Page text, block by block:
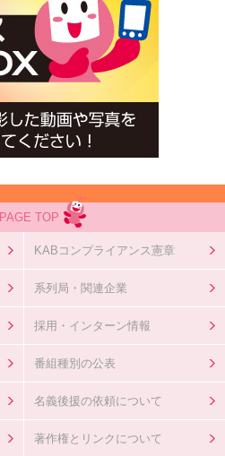
PAGE TOP
KABコンプライアンス憲章
系列局・関連企業
採用・インターン情報
番組種別の公表
名義後援の依頼について
著作権とリンクについて